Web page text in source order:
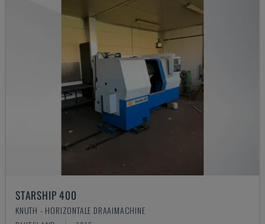
STARSHIP 400
KNUTH - HORIZONTALE DRAAIMACHINE